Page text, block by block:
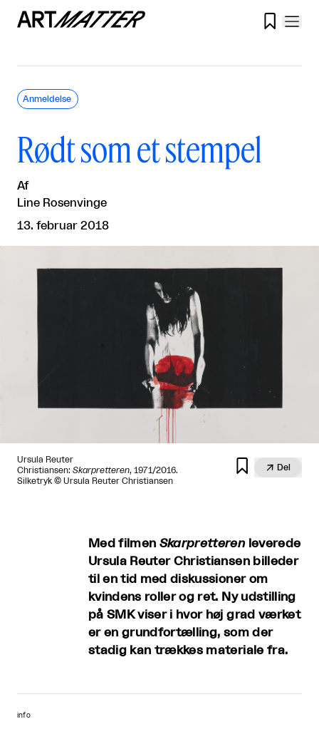

Rødt som et stempel
Af
Line Rosenvinge
13. februar 2018
Anmeldelse
Ursula Reuter
Christiansen: Skarpretteren, 1971/2016.
Silketryk © Ursula Reuter Christiansen
  Del
Med filmen Skarpretterenleverede
Ursula Reuter Christiansen billeder
til en tid med diskussioner om
kvindens roller og ret. Ny udstilling
på SMK viser i hvor høj grad værket
er en grundfortælling, som der
stadig kan trækkes materiale fra.
info